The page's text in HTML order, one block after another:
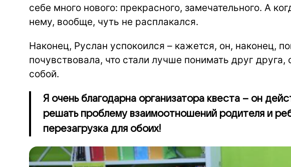
себе много нового: прекрасного, замечательного. А
нему, вообще, чуть не расплакался.
Наконец, Руслан успокоился – кажется, он, наконец,
почувствовала, что стали лучше понимать друг
собой.
Я очень благодарна организатора квеста – он
решать проблему взаимоотношений родителя и
перезагрузка для обоих!